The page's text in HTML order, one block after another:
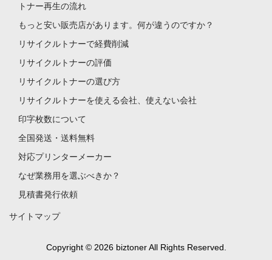
トナー再生の流れ
もっと安い販売店があります。何が違うのですか？
リサイクルトナーで経費削減
リサイクルトナーの評価
リサイクルトナーの選び方
リサイクルトナーを使える会社、使えない会社
印字枚数について
全国発送・送料無料
対応プリンターメーカー
なぜ業務用を選ぶべきか？
見積書発行依頼
サイトマップ
Copyright © 2026 biztoner All Rights Reserved.